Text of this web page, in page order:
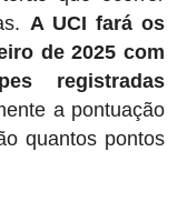
A UCI fará os
de 2025 com
registradas
a pontuação
quantos pontos